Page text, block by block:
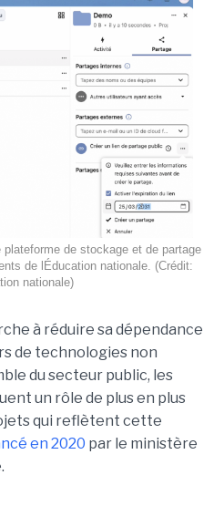
plateforme de stockage et de partage
de lÉducation nationale. (Crédit:
nationale)
à réduire sa dépendance
de technologies non
du secteur public, les
un rôle de plus en plus
qui reflètent cette
en 2020 par le ministère